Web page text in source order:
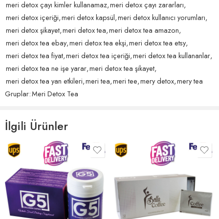
bulunur.
Neden Meri Detox Tea?
Meri Detox Tea, onbinlerce müşteri tarafından tercih edilen etkili bir
detox çayıdır. Sunduğu birçok avantaj sayesinde web sitemizdeki
satışlarımızı arttırmaya yardımcı olmuştur:
Doğal ve Güvenilir: Meri Detox Tea içeriğinde doğal ve güvenilir
sonuçlardan memnuniyetle bahsetmektedir.
Tadı Harika: Meri Detox Tea, hoş bir lezzete sahiptir, günlük
içeceğiniz bir ritüele dönüşecektir.
Nasıl Kullanılır:
Meri Detox Tea’yı kullanmak oldukça kolaydır:
Bir bardak sıcak suya bir poşet Meri Detox Tea ekleyin.
5 üzerinden
oy aldı
ercan_ fureyya(doğrulanmış kullanıcı)–23 Haziran
2024
ürün zaten kaliteli güzel kilo verdiriyor hediyeniz için
teşekkür ederim
5 üzerinden
oy aldı
mefharet altin (doğrulanmış kullanıcı)–23 Haziran
2024
ben bobrek hastasiyim normalde tafsiye edilmiyo ben
aldigim icin kullaniyom ve duzenli kullanmadim hic bi zaman
ama diyetle beraber 1 ay oldu 10 kilo verdim bu cay
gercekten muhtesem istah kapatiyo eger rahatsiz olmasam
devam etmek cok isterdim
meri detox çayı kimler kullanamaz,meri detox çayı zararları,
meri detox içeriği,meri detox kapsül,meri detox kullanıcı yorumları,
meri detox şikayet,meri detox tea,meri detox tea amazon,
meri detox tea ebay,meri detox tea ekşi,meri detox tea etsy,
meri detox tea fiyat,meri detox tea içeriği,meri detox tea kullananlar,
meri detox tea ne işe yarar,meri detox tea şikayet,
meri detox tea yan etkileri,meri tea,meri tee,mery detox,mery tea
Gruplar:Meri Detox Tea
İlgili Ürünler